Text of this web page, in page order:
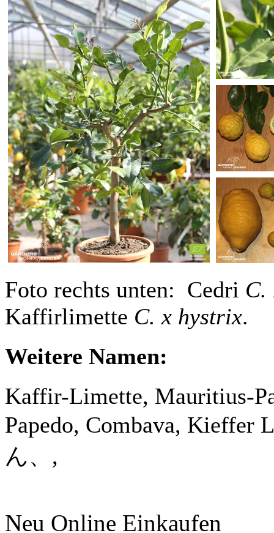
Foto rechts unten: Cedri C.
Kaffirlimette C. x hystrix.
Weitere Namen:
Kaffir-Limette, Mauritius-
Papedo, Combava,
ん、,
Neu Online Einkaufen